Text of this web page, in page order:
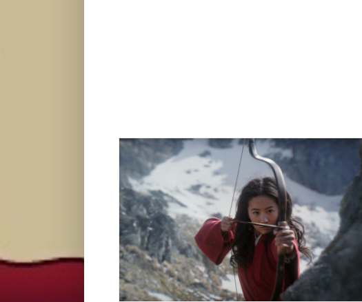
MCF MegaCom Film najavio najnovije uzbudljive naslove
Život i zabava